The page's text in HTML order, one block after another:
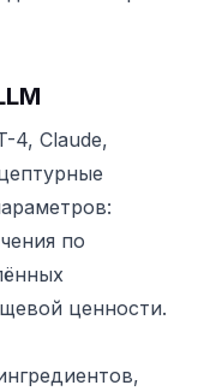
4, Claude,
по
ценности.